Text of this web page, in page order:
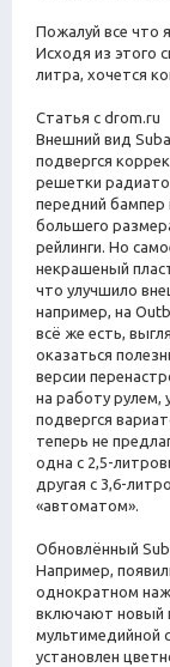
Пожалуй все что
Исходя из этого
литра, хочется
Статья с drom.ru
Внешний вид
подвергся
решетки
передний бампер
большего
рейлинги. Но
некрашеный
что улучшило
например, на
всё же есть,
оказаться
версии
на работу
подвергся
теперь не
одна с 2,5-
другая с 3,6-
«автоматом».
Обновлённый
Например,
однократном
включают новый
мультимедийной
установлен